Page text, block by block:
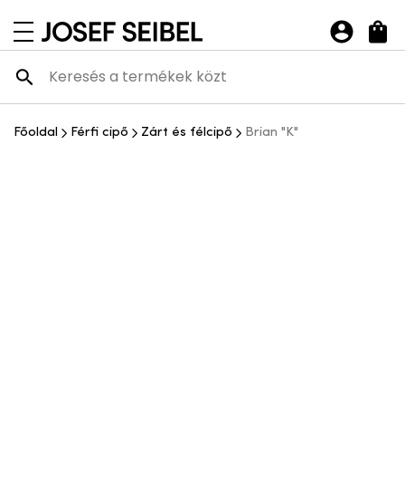
navigációs menü megnyitása
Josef Seibel Webshop
Főoldal Férfi cipő Zárt és félcipő Brian "K"